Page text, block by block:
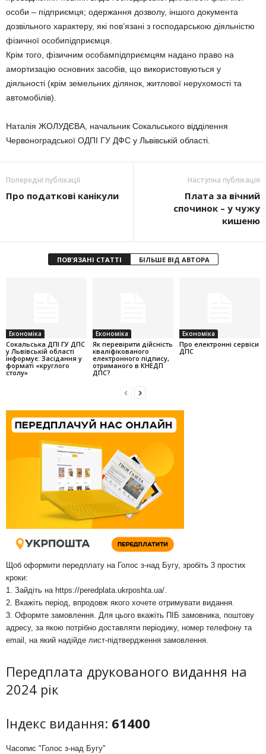
особи – підприємця; одержання дозволу, іншого документа
дозвільного характеру, які пов’язані з господарською діяльністю
фізичної особипідприємця.
Крім того, фізичним особампідприємцям надано право на
амортизацію основних засобів, що використовуються у
діяльності (крім земельних ділянок, житлової нерухомості та
автомобілів).
Наталія ЖОЛУДЄВА, начальник Сокальського відділення
Червоноградської ОДПІ ГУ ДФС у Львівській області.
Попередні публікації
Про податкові канікули
Наступна публікація
Плата за вічний
спочинок – у чужу
кишеню
ПОВ'ЯЗАНІ СТАТТІ БІЛЬШЕ ВІД АВТОРА
Економіка
Cокальська ДПІ ГУ ДПС
у Львівській області
інформує: Засідання у
форматі «круглого
столу»
Економіка
Як перевірити дійсність
кваліфікованого
електронного підпису,
отриманого в КНЕДП
ДПС?
Економіка
Про електронні сервіси
ДПС
Щоб оформити передплату на Голос з-над Бугу, зробіть 3 простих
кроки:
1. Зайдіть на https://peredplata.ukrposhta.ua/
2. Вкажіть період, впродовж якого хочете отримувати видання.
3. Оформте замовлення. Для цього вкажіть ПІБ замовника, поштову
адресу, за якою потрібно доставляти періодику, номер телефону та
email, на який надійде лист-підтвердження замовлення.
Передплата друкованого видання на
2024 рік
Індекс видання: 61400
Часопис "Голос з-над Бугу"